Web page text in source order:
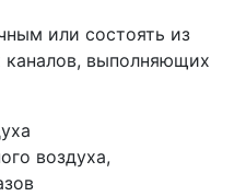
или состоять из
каналов, выполняющих
воздуха,